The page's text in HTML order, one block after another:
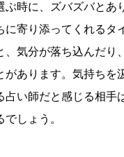
ぶ時に、ズバズバとあ
に寄り添ってくれるタ
、気分が落ち込んだり
があります。気持ちを
占い師だと感じる相手
しょう。